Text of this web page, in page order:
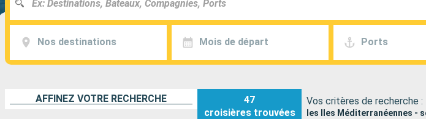
Nos destinations Mois de départ Ports
AFFINEZ VOTRE RECHERCHE
47
croisières trouvées
Vos critères de recherche :
les Iles Méditerranéennes -